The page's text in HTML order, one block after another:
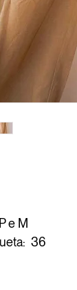
e M
36